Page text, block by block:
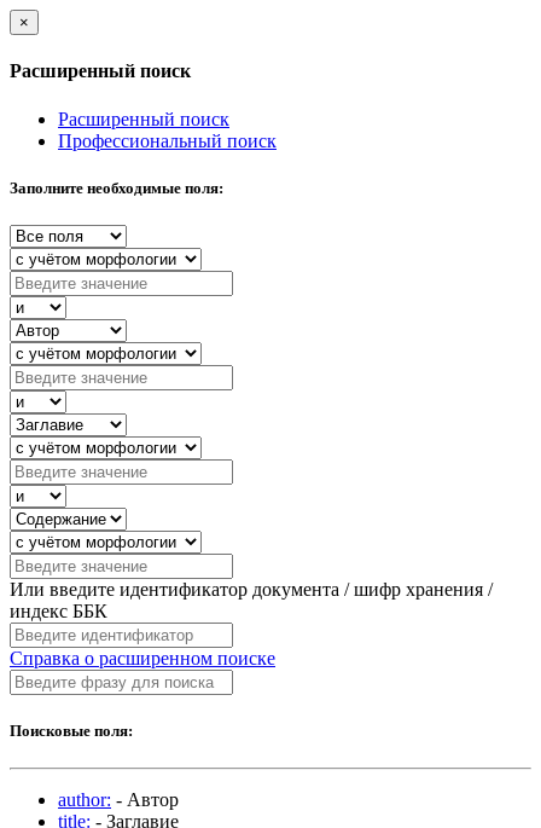
×
Расширенный поиск
Расширенный поиск
Профессиональный поиск
Заполните необходимые поля:
Или введите идентификатор документа / шифр хранения /
индекс ББК
Справка о расширенном поиске
Поисковые поля:
author: - Автор
title: - Заглавие